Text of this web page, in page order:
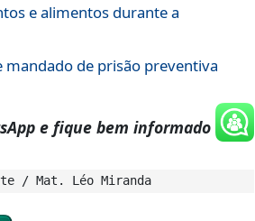
e alimentos durante a
de prisão preventiva
e fique bem informado
/ Mat. Léo Miranda